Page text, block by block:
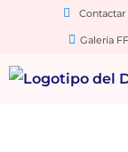
Contactar
Galería